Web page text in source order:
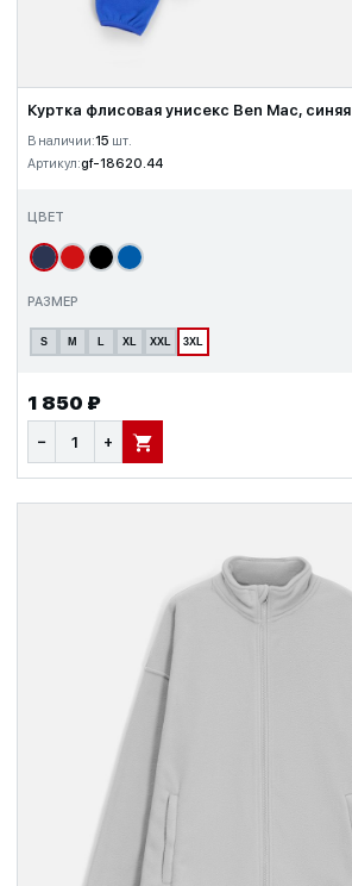
Куртка флисовая унисекс Ben Mac, синяя
В наличии:15 шт.
Артикул:gf-18620.44
ЦВЕТ
РАЗМЕР
S M L XL XXL 3XL
1 850 ₽
− + В КОРЗИНУ